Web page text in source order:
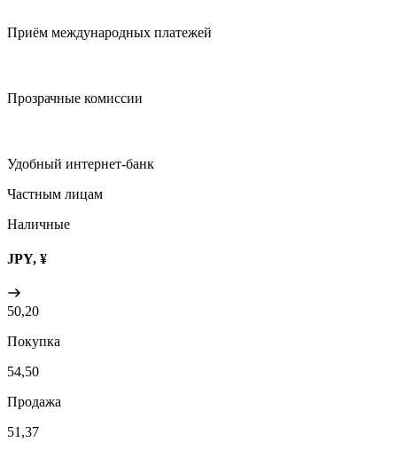
Приём международных платежей
Прозрачные комиссии
Удобный интернет-банк
Частным лицам
Наличные
JPY, ¥
50,20
Покупка
54,50
Продажа
51,37